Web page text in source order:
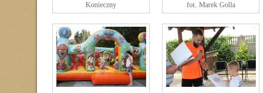
Konieczny
fot. Marek Golla